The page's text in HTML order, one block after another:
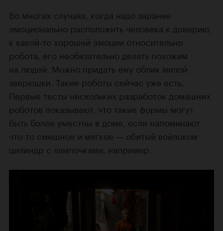
Во многих случаях, когда надо заранее
эмоционально расположить человека к доверию,
к какой-то хорошей эмоции относительно
робота, его необязательно делать похожим
на людей. Можно придать ему облик милой
зверюшки. Такие роботы сейчас уже есть.
Первые тесты нескольких разработок домашних
роботов показывают, что такие формы могут
быть более уместны в доме, если напоминают
что-то смешное и мягкое — обитый войлоком
цилиндр с лампочками, например.